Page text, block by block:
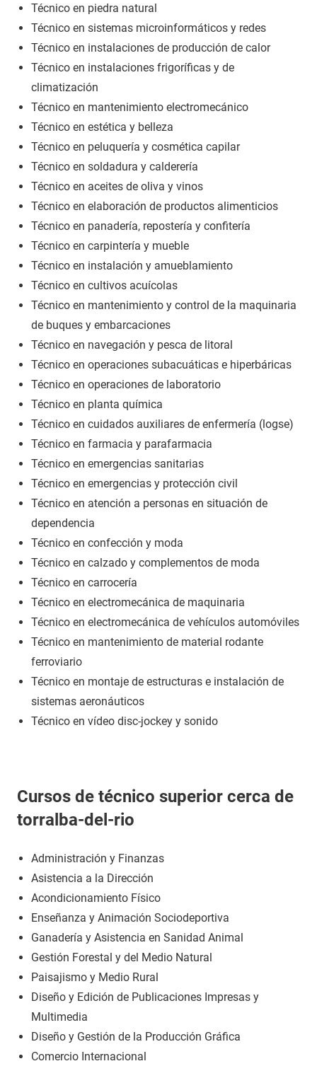
Técnico en piedra natural
Técnico en sistemas microinformáticos y redes
Técnico en instalaciones de producción de calor
Técnico en instalaciones frigoríficas y de
climatización
Técnico en mantenimiento electromecánico
Técnico en estética y belleza
Técnico en peluquería y cosmética capilar
Técnico en soldadura y calderería
Técnico en aceites de oliva y vinos
Técnico en elaboración de productos alimenticios
Técnico en panadería, repostería y confitería
Técnico en carpintería y mueble
Técnico en instalación y amueblamiento
Técnico en cultivos acuícolas
Técnico en mantenimiento y control de la maquinaria
de buques y embarcaciones
Técnico en navegación y pesca de litoral
Técnico en operaciones subacuáticas e hiperbáricas
Técnico en operaciones de laboratorio
Técnico en planta química
Técnico en cuidados auxiliares de enfermería (logse)
Técnico en farmacia y parafarmacia
Técnico en emergencias sanitarias
Técnico en emergencias y protección civil
Técnico en atención a personas en situación de
dependencia
Técnico en confección y moda
Técnico en calzado y complementos de moda
Técnico en carrocería
Técnico en electromecánica de maquinaria
Técnico en electromecánica de vehículos automóviles
Técnico en mantenimiento de material rodante
ferroviario
Técnico en montaje de estructuras e instalación de
sistemas aeronáuticos
Técnico en vídeo disc-jockey y sonido
Cursos de técnico superior cerca de
torralba-del-rio
Administración y Finanzas
Asistencia a la Dirección
Acondicionamiento Físico
Enseñanza y Animación Sociodeportiva
Ganadería y Asistencia en Sanidad Animal
Gestión Forestal y del Medio Natural
Paisajismo y Medio Rural
Diseño y Edición de Publicaciones Impresas y
Multimedia
Diseño y Gestión de la Producción Gráfica
Comercio Internacional